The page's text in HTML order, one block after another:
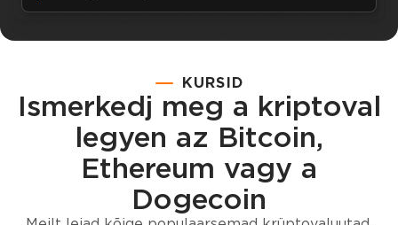
KURSID
Ismerkedj meg a kriptoval
legyen az Bitcoin,
Ethereum vagy a
Dogecoin